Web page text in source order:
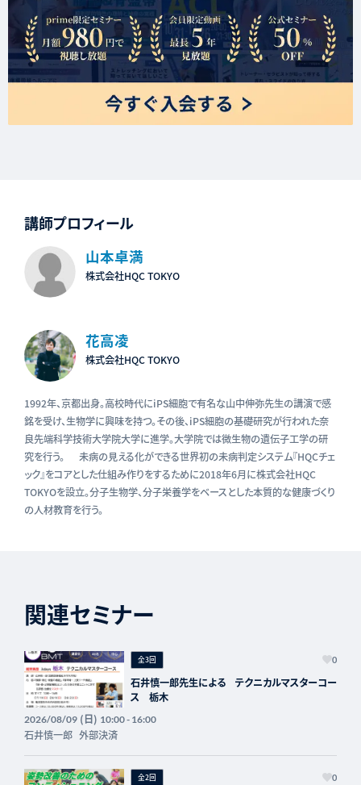
講師プロフィール
山本卓満
株式会社HQC TOKYO
花高凌
株式会社HQC TOKYO
1992年、京都出身。高校時代にiPS細胞で有名な山中伸弥先生の講演で感
銘を受け、生物学に興味を持つ。その後、iPS細胞の基礎研究が行われた奈
良先端科学技術大学院大学に進学。大学院では微生物の遺伝子工学の研
究を行う。 未病の見える化ができる世界初の未病判定システム『HQCチェ
ック』をコアとした仕組み作りをするために2018年6月に株式会社HQC
TOKYOを設立。分子生物学、分子栄養学をベースとした本質的な健康づくり
の人材教育を行う。
関連セミナー
全3回 0
石井慎一郎先生による テクニカルマスターコー
ス 栃木
2026/08/09(日) 10:00 - 16:00
石井慎一郎 外部決済
全2回 0